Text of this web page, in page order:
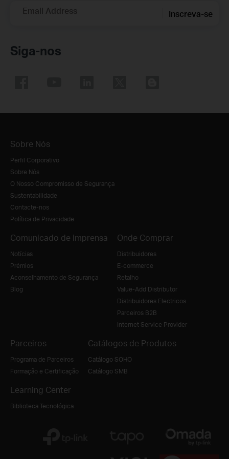
Email Address Inscreva-se
Siga-nos
Sobre Nós
Perfil Corporativo
Sobre Nós
O Nosso Compromisso de Segurança
Sustentabilidade
Contacte-nos
Política de Privacidade
Comunicado de imprensa
Notícias
Prémios
Aconselhamento de Segurança
Blog
Onde Comprar
Distribuidores
E-commerce
Retalho
Value-Add Distributor
Distribuidores Electricos
Parceiros B2B
Internet Service Provider
Parceiros
Programa de Parceiros
Formação e Certificação
Catálogos de Produtos
Catálogo SOHO
Catálogo SMB
Learning Center
Biblioteca Tecnológica